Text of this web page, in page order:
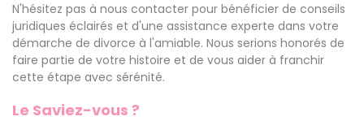
N'hésitez pas à nous contacter pour bénéficier de conseils
juridiques éclairés et d'une assistance experte dans votre
démarche de divorce à l'amiable. Nous serions honorés de
faire partie de votre histoire et de vous aider à franchir
cette étape avec sérénité.
Le Saviez-vous ?